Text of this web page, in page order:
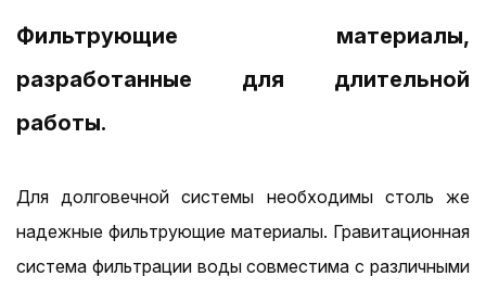
Фильтрующие материалы,
разработанные для длительной
работы.
Для долговечной системы необходимы столь же
надежные фильтрующие материалы. Гравитационная
система фильтрации воды совместима с различными